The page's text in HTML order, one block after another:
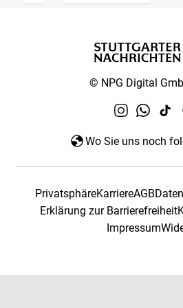
© NPG Digital
Wo Sie uns noch
PrivatsphäreKarriereAGB
Erklärung zur Barrierefreiheit
Impressum